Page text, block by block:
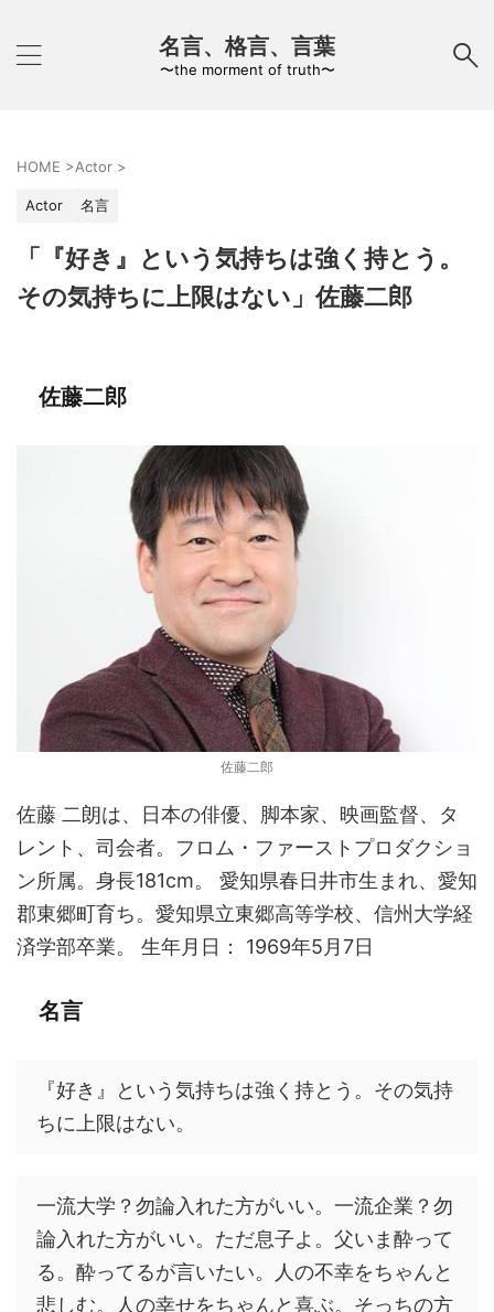
名言、格言、言葉
〜the morment of truth〜
HOME >Actor >
Actor 名言
「『好き』という気持ちは強く持とう。
その気持ちに上限はない」佐藤二郎
佐藤二郎
佐藤二郎
佐藤 二朗は、日本の俳優、脚本家、映画監督、タ
レント、司会者。フロム・ファーストプロダクショ
ン所属。身長181cm。 愛知県春日井市生まれ、愛知
郡東郷町育ち。愛知県立東郷高等学校、信州大学経
済学部卒業。 生年月日： 1969年5月7日
名言
『好き』という気持ちは強く持とう。その気持
ちに上限はない。
一流大学？勿論入れた方がいい。一流企業？勿
論入れた方がいい。ただ息子よ。父いま酔って
る。酔ってるが言いたい。人の不幸をちゃんと
悲しむ。人の幸せをちゃんと喜ぶ。そっちの方